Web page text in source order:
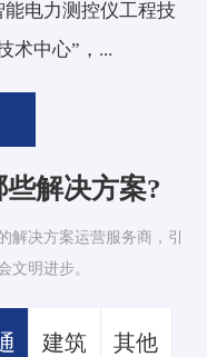
电力测控仪工程技
术中心”，...
解决方案?
解决方案运营服务商，引
文明进步。
建筑 其他